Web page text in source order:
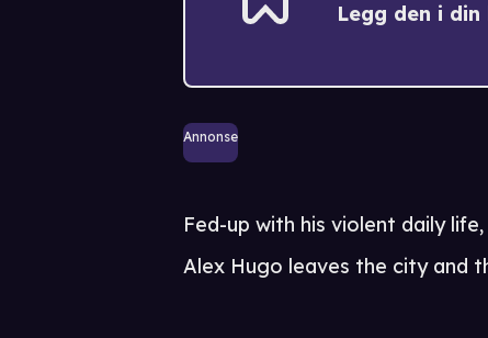
Legg den i
Annonse
Fed-up with his violent daily
Alex Hugo leaves the city and